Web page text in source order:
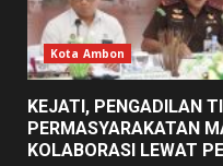
Kota Ambon
KEJATI, PENGADILAN
PERMASYARAKATAN
KOLABORASI LEWAT